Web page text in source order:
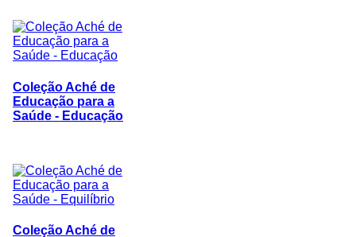
Coleção Aché de
Educação para a
Saúde - Educação
Coleção Aché de